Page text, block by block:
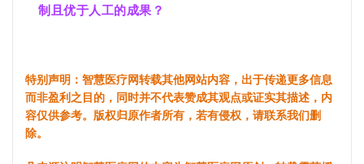
制且优于人工的成果？
特别声明：智慧医疗网转载其他网站内容，出于传递更多信息
而非盈利之目的，同时并不代表赞成其观点或证实其描述，内
容仅供参考。版权归原作者所有，若有侵权，请联系我们删
除。